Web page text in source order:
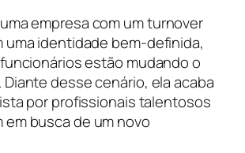
empresa com um turnover
uma identidade bem-definida,
estão mudando o
desse cenário, ela acaba
por profissionais talentosos
busca de um novo